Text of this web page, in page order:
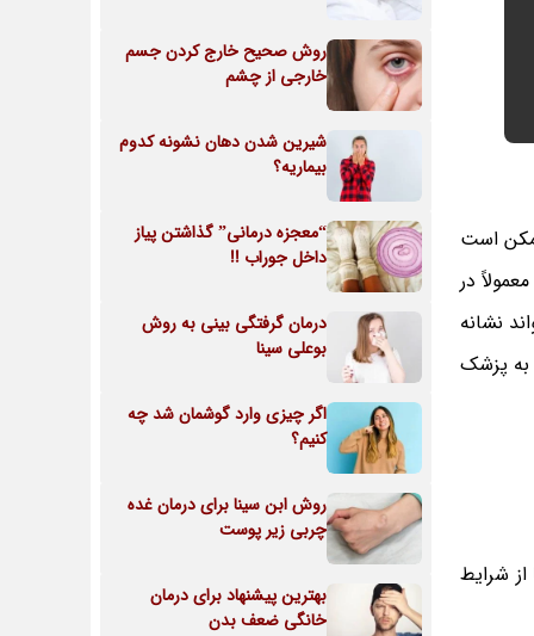
است
در
نشانه
به پزشک
شرایط
روش صحیح خارج کردن جسم
خارجی از چشم
شیرین شدن دهان نشونه کدوم
بیماریه؟
“معجزه درمانی” گذاشتن پیاز
داخل جوراب !!
درمان گرفتگی بینی به روش
بوعلی سینا
اگر چیزی وارد گوشمان شد چه
کنیم؟
روش ابن سینا برای درمان غده
چربی زیر پوست
بهترین پیشنهاد برای درمان
خانگی ضعف بدن